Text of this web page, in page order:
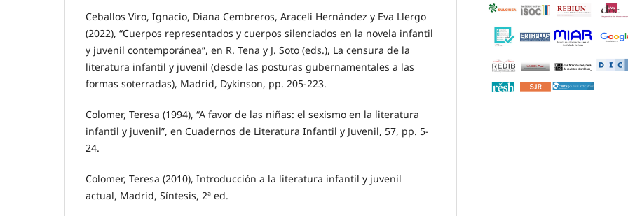
Ceballos Viro, Ignacio, Diana Cembreros, Araceli Hernández y Eva Llergo
(2022), “Cuerpos representados y cuerpos silenciados en la novela infantil
y juvenil contemporánea”, en R. Tena y J. Soto (eds.), La censura de la
literatura infantil y juvenil (desde las posturas gubernamentales a las
formas soterradas), Madrid, Dykinson, pp. 205-223.
Colomer, Teresa (1994), “A favor de las niñas: el sexismo en la literatura
infantil y juvenil”, en Cuadernos de Literatura Infantil y Juvenil, 57, pp. 5-
24.
Colomer, Teresa (2010), Introducción a la literatura infantil y juvenil
actual, Madrid, Síntesis, 2ª ed.